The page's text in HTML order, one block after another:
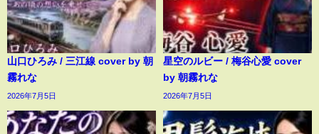
山口ひろみ / 三江線 cover by 朝
霧れな
2026年7月5日
星空のルビー / 梅谷心愛 cover
by 朝霧れな
2026年7月5日